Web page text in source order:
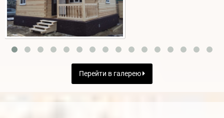
Перейти в галерею